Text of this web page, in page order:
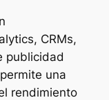
CRMs,
publicidad
permite una
rendimiento